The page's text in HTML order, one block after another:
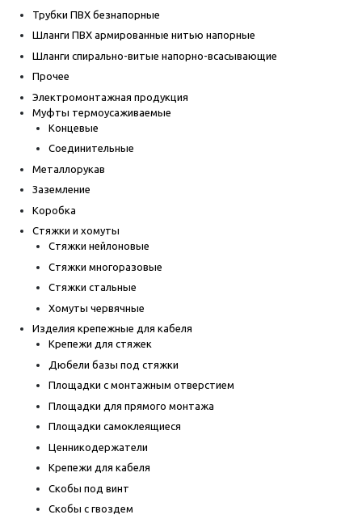
Трубки ПВХ безнапорные
Шланги ПВХ армированные нитью напорные
Шланги спирально-витые напорно-всасывающие
Прочее
Электромонтажная продукция
Муфты термоусаживаемые
Концевые
Соединительные
Металлорукав
Заземление
Коробка
Стяжки и хомуты
Стяжки нейлоновые
Стяжки многоразовые
Стяжки стальные
Хомуты червячные
Изделия крепежные для кабеля
Крепежи для стяжек
Дюбели базы под стяжки
Площадки с монтажным отверстием
Площадки для прямого монтажа
Площадки самоклеящиеся
Ценникодержатели
Крепежи для кабеля
Скобы под винт
Скобы с гвоздем